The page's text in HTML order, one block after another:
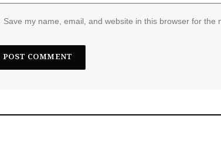
Save my name, email, and website in this browser for the